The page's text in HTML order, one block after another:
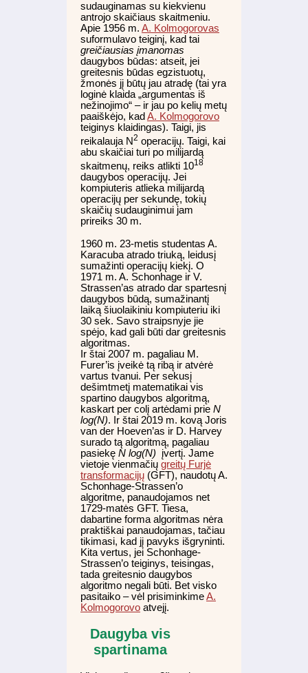
sudauginamas su kiekvienu
antrojo skaičiaus skaitmeniu.
Apie 1956 m. A. Kolmogorovas
suformulavo teiginį, kad tai
greičiausias įmanomas
daugybos būdas: atseit, jei
greitesnis būdas egzistuotų,
žmonės jį būtų jau atradę (tai yra
loginė klaida „argumentas iš
nežinojimo“ – ir jau po kelių metų
paaiškėjo, kad A. Kolmogorovo
teiginys klaidingas). Taigi, jis
reikalauja N2 operacijų. Taigi, kai
abu skaičiai turi po milijardą
skaitmenų, reiks atlikti 1018
daugybos operacijų. Jei
kompiuteris atlieka milijardą
operacijų per sekundę, tokių
skaičių sudauginimui jam
prireiks 30 m.
1960 m. 23-metis studentas A.
Karacuba atrado triuką, leidusį
sumažinti operacijų kiekį. O
1971 m. A. Schonhage ir V.
Strassen’as atrado dar spartesnį
daugybos būdą, sumažinantį
laiką šiuolaikiniu kompiuteriu iki
30 sek. Savo straipsnyje jie
spėjo, kad gali būti dar greitesnis
algoritmas.
Ir štai 2007 m. pagaliau M.
Furer’is įveikė tą ribą ir atvėrė
vartus tvanui. Per sekusį
dešimtmetį matematikai vis
spartino daugybos algoritmą,
kaskart per colį artėdami prie N
log(N). Ir štai 2019 m. kovą Joris
van der Hoeven’as ir D. Harvey
surado tą algoritmą, pagaliau
pasiekę N log(N) įvertį. Jame
vietoje vienmačių greitų Furjė
transformacijų (GFT), naudotų A.
Schonhage-Strassen’o
algoritme, panaudojamos net
1729-matės GFT. Tiesa,
dabartine forma algoritmas nėra
praktiškai panaudojamas, tačiau
tikimasi, kad jį pavyks išgryninti.
Kita vertus, jei Schonhage-
Strassen’o teiginys, teisingas,
tada greitesnio daugybos
algoritmo negali būti. Bet visko
pasitaiko – vėl prisiminkimeA.
Kolmogorovo atvejį.
Daugyba vis
spartinama